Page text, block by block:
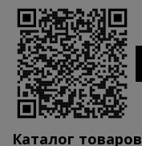
Каталог товаров